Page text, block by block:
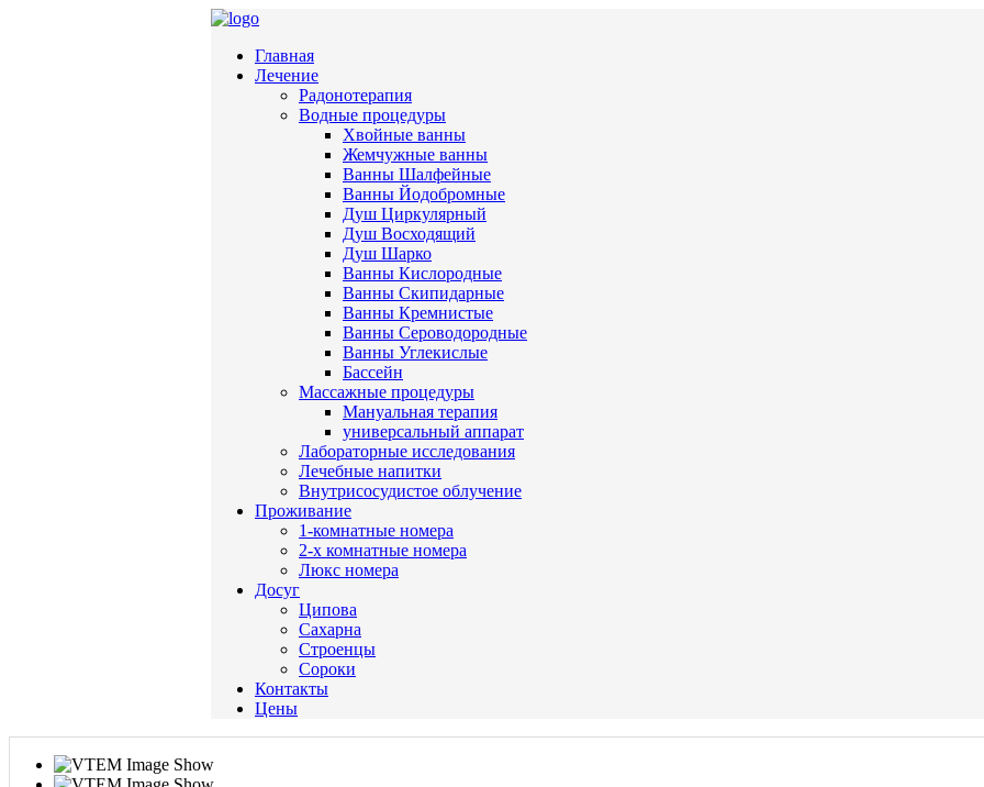
Главная
Лечение
Радонотерапия
Водные процедуры
Хвойные ванны
Жемчужные ванны
Ванны Шалфейные
Ванны Йодобромные
Душ Циркулярный
Душ Восходящий
Душ Шарко
Ванны Кислородные
Ванны Скипидарные
Ванны Кремнистые
Ванны Сероводородные
Ванны Углекислые
Бассейн
Массажные процедуры
Мануальная терапия
универсальный аппарат
Лабораторные исследования
Лечебные напитки
Внутрисосудистое облучение
Проживание
1-комнатные номера
2-х комнатные номера
Люкс номера
Досуг
Ципова
Сахарна
Строенцы
Сороки
Контакты
Цены